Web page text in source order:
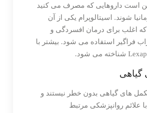
است داروهایی که مصرف می کنید
شوند. اسیتالوپرام یکی از آن
اغلب برای درمان افسردگی و
فراگیر استفاده می شود. بیشتر با
گیاهی
مکمل های گیاهی بدون خطر نیستند و
علائم روانپزشکی مرتبط